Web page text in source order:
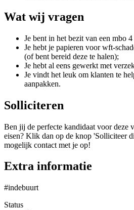
Wat wij vragen
Je bent in het bezit van een mbo
Je hebt je papieren voor wft-
(of bent bereid deze te halen);
Je hebt al eens gewerkt met
Je vindt het leuk om klanten te
aanpakken.
Solliciteren
Ben jij de perfecte kandidaat voor deze
eisen? Klik dan op de knop 'Solliciteer
mogelijk contact met je op!
Extra informatie
#indebuurt
Status